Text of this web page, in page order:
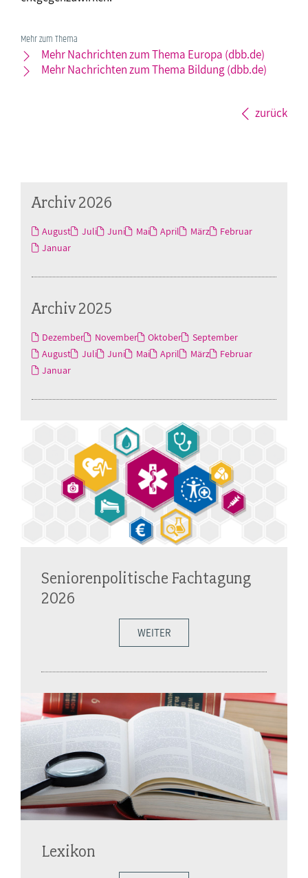
Mehr zum Thema
Mehr Nachrichten zum Thema Europa (dbb.de)
Mehr Nachrichten zum Thema Bildung (dbb.de)
zurück
Archiv 2026
August Juli Juni Mai April März
Februar
Januar
Archiv 2025
Dezember November Oktober
September
August
Juli Juni Mai April März
Februar
Januar
Seniorenpolitische Fachtagung
2026
WEITER
Lexikon